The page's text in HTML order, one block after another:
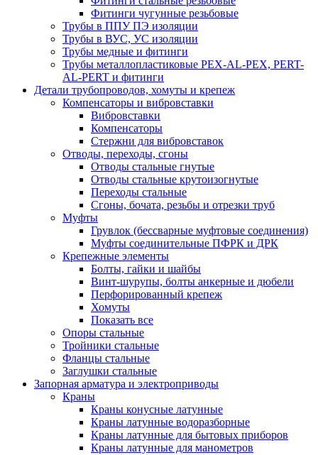
Фитинги чугунные резьбовые
Трубы в ППУ ПЭ изоляции
Трубы в ВУС, УС изоляции
Трубы медные и фитинги
Трубы металлопластиковые PEX-AL-PEX, PERT-
AL-PERT и фитинги
Детали трубопроводов, хомуты и крепеж
Компенсаторы и вибровставки
Вибровставки
Компенсаторы
Стержни для вибровставок
Отводы, переходы, сгоны
Отводы стальные гнутые
Отводы стальные крутоизогнутые
Переходы стальные
Сгоны, бочата, резьбы и отрезки труб
Муфты
Грувлок (бессварные муфтовые соединения)
Муфты соединительные ПФРК и ДРК
Крепежные элементы
Болты, гайки и шайбы
Винт-шурупы, болты анкерные и дюбели
Перфорированный крепеж
Хомуты
Показать все
Опоры стальные
Тройники стальные
Фланцы стальные
Заглушки стальные
Запорная арматура и электроприводы
Краны
Краны конусные латунные
Краны латунные водоразборные
Краны латунные для бытовых приборов
Краны латунные для манометров